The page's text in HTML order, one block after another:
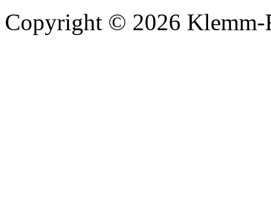
Copyright © 2026 Klemm-